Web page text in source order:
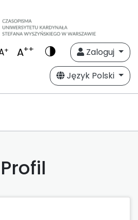
+ A++
Zaloguj
Język Polski
Profil